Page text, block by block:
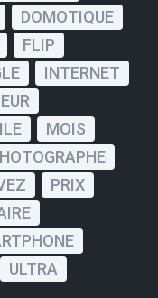
DOMOTIQUE
FLIP
INTERNET
MOIS
PRIX
ULTRA